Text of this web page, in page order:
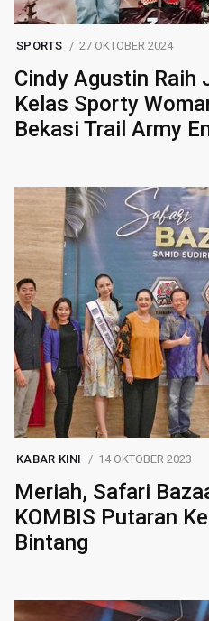
SPORTS 27 OKTOBER 2024
Cindy Agustin Raih
Kelas Sporty
Bekasi Trail Army
KABAR KINI 14 OKTOBER 2023
Meriah, Safari
KOMBIS Putaran
Bintang